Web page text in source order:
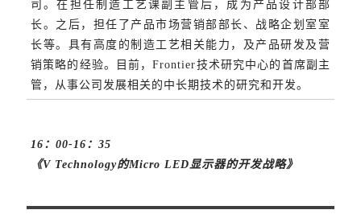
司。在担任制造工艺课副主管后，成为产品设计部部
长。之后，担任了产品市场营销部部长、战略企划室室
长等。具有高度的制造工艺相关能力，及产品研发及营
销策略的经验。目前，Frontier技术研究中心的首席副主
管，从事公司发展相关的中长期技术的研究和开发。
16：00-16：35
《V Technology的Micro LED显示器的开发战略》